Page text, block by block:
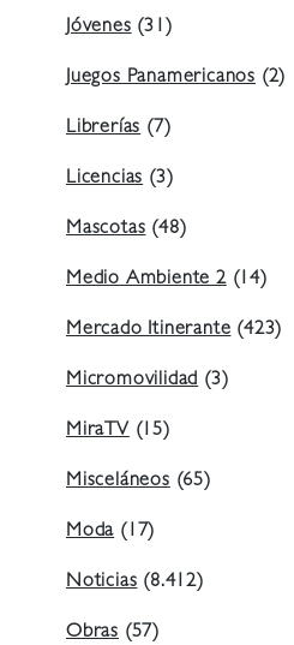
Jóvenes (31)
Juegos Panamericanos (2)
Librerías (7)
Licencias (3)
Mascotas (48)
Medio Ambiente 2(14)
Mercado Itinerante (423)
Micromovilidad (3)
MiraTV (15)
Misceláneos (65)
Moda (17)
Noticias (8.412)
Obras (57)